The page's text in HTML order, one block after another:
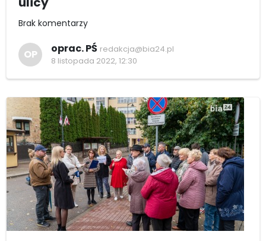
Brak komentarzy
OP oprac. PŚ redakcja@bia24.pl
8 listopada 2022, 12:30